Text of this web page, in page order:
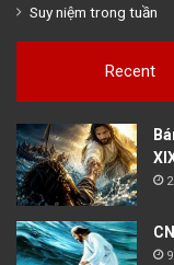
Suy niệm trong tuần
Recent